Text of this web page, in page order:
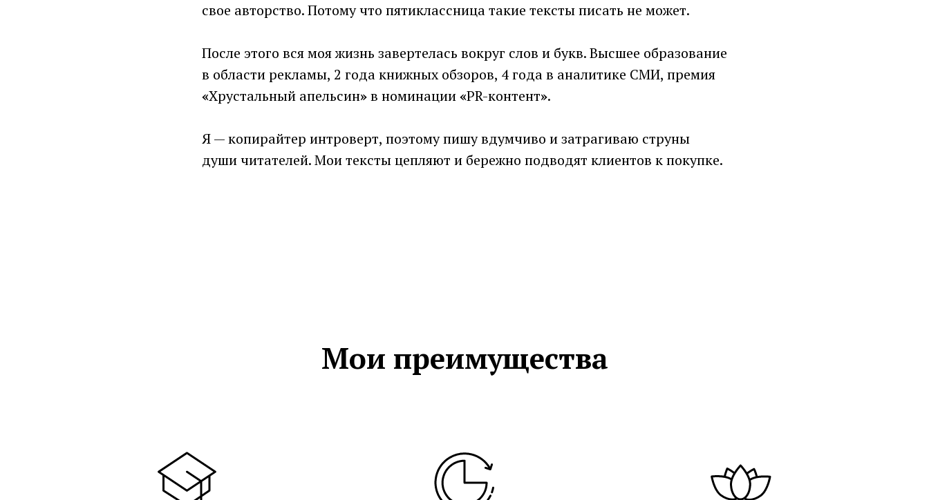
свое авторство. Потому что пятиклассница такие тексты писать не может.
После этого вся моя жизнь завертелась вокруг слов и букв. Высшее образование
в области рекламы, 2 года книжных обзоров, 4 года в аналитике СМИ, премия
«Хрустальный апельсин»в номинации«PR-контент».
Я — копирайтер интроверт, поэтому пишу вдумчиво и затрагиваю струны
души читателей. Мои тексты цепляют и бережно подводят клиентов к покупке.
Мои преимущества